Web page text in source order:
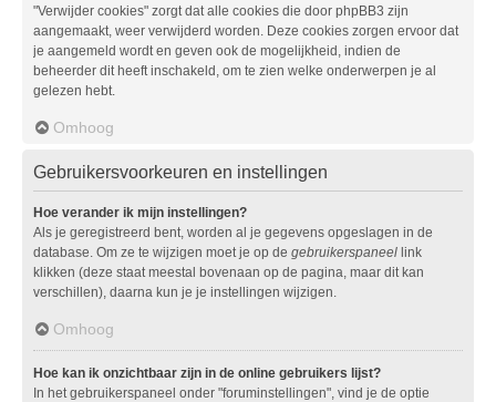
"Verwijder cookies" zorgt dat alle cookies die door phpBB3 zijn
aangemaakt, weer verwijderd worden. Deze cookies zorgen ervoor dat
je aangemeld wordt en geven ook de mogelijkheid, indien de
beheerder dit heeft inschakeld, om te zien welke onderwerpen je al
gelezen hebt.
Omhoog
Gebruikersvoorkeuren en instellingen
Hoe verander ik mijn instellingen?
Als je geregistreerd bent, worden al je gegevens opgeslagen in de
database. Om ze te wijzigen moet je op de gebruikerspaneel link
klikken (deze staat meestal bovenaan op de pagina, maar dit kan
verschillen), daarna kun je je instellingen wijzigen.
Omhoog
Hoe kan ik onzichtbaar zijn in de online gebruikers lijst?
In het gebruikerspaneel onder "foruminstellingen", vind je de optie